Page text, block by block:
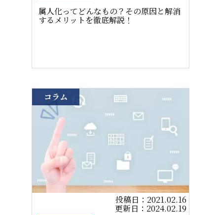
属人化ってどんなもの？その原因と解消
するメリットを徹底解説！
コラム
2021.02.16
2024.02.19